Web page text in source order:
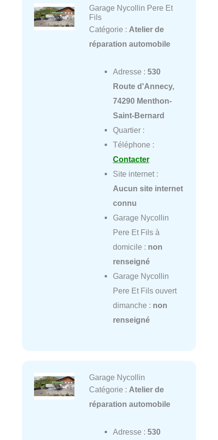
Garage Nycollin Pere Et
Fils
Catégorie : Atelier de
réparation automobile
Adresse : 530
Route d'Annecy,
74290 Menthon-
Saint-Bernard
Quartier :
Téléphone :
Contacter
Site internet :
Aucun site internet
connu
Garage Nycollin
Pere Et Fils à
domicile : non
renseigné
Garage Nycollin
Pere Et Fils ouvert
dimanche : non
renseigné
Garage Nycollin
Catégorie : Atelier de
réparation automobile
Adresse : 530